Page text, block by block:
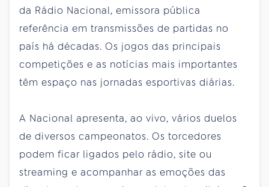
da Rádio Nacional, emissora pública
referência em transmissões de partidas no
país há décadas. Os jogos das principais
competições e as notícias mais importantes
têm espaço nas jornadas esportivas diárias.
A Nacional apresenta, ao vivo, vários duelos
de diversos campeonatos. Os torcedores
podem ficar ligados pelo rádio, site ou
streaming e acompanhar as emoções das